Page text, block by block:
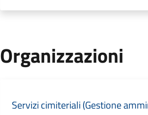
Organizzazioni
Servizi cimiteriali (Gestione